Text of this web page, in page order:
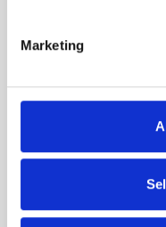
Marketing
Ik ga akkoord
worden
zijn bij deze
Versturen